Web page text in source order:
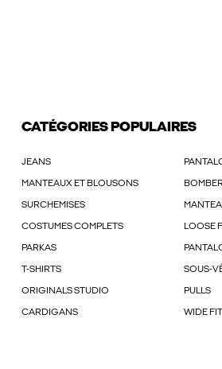
CATÉGORIES POPULAIRES
JEANS
MANTEAUX ET BLOUSONS
SURCHEMISES
COSTUMES COMPLETS LOOSE
PARKAS
T-SHIRTS SOUS-
ORIGINALS STUDIO PULLS
CARDIGANS WIDE